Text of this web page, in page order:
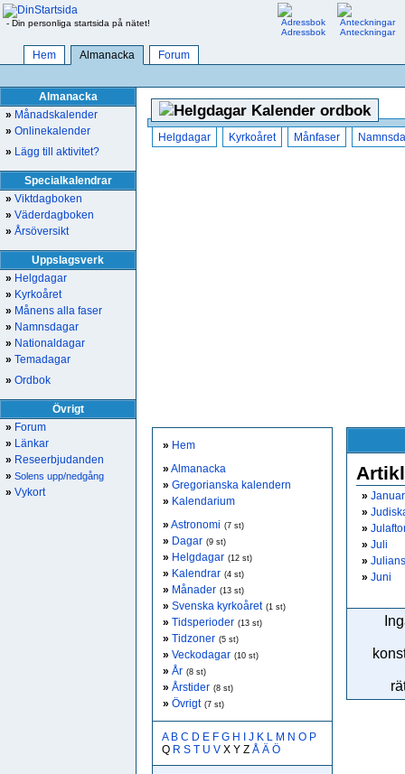
- Din personliga startsida på nätet!
Adressbok
Anteckningar
Hem Almanacka Forum
Almanacka
» Månadskalender
» Onlinekalender
» Lägg till aktivitet?
Specialkalendrar
» Viktdagboken
» Väderdagboken
» Årsöversikt
Uppslagsverk
» Helgdagar
» Kyrkoåret
» Månens alla faser
» Namnsdagar
» Nationaldagar
» Temadagar
» Ordbok
Övrigt
» Forum
» Länkar
» Reseerbjudanden
» Solens upp/nedgång
» Vykort
Kalender ordbok
Helgdagar Kyrkoåret Månfaser
» Hem
» Almanacka
» Gregorianska kalendern
» Kalendarium
» Astronomi (7 st)
» Dagar (9 st)
» Helgdagar (12 st)
» Kalendrar (4 st)
» Månader (13 st)
» Svenska kyrkoåret (1 st)
» Tidsperioder (13 st)
» Tidzoner (5 st)
» Veckodagar (10 st)
» År (8 st)
» Årstider (8 st)
» Övrigt (7 st)
A B C D E F G H J K L M N O P
Q R S T U VX Y Z Å Ä Ö
»
»
»
» Juli
»
» Juni